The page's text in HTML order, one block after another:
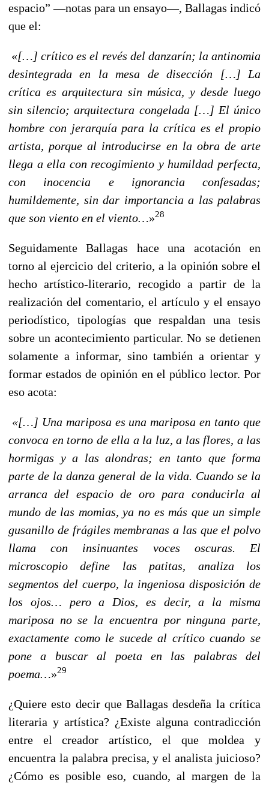
espacio” —notas para un ensayo—, Ballagas indicó
que el:
«[…] crítico es el revés del danzarín; la antinomia
desintegrada en la mesa de disección […] La
crítica es arquitectura sin música, y desde luego
sin silencio; arquitectura congelada […] El único
hombre con jerarquía para la crítica es el propio
artista, porque al introducirse en la obra de arte
llega a ella con recogimiento y humildad perfecta,
con inocencia e ignorancia confesadas;
humildemente, sin dar importancia a las palabras
que son viento en el viento…»28
Seguidamente Ballagas hace una acotación en
torno al ejercicio del criterio, a la opinión sobre el
hecho artístico-literario, recogido a partir de la
realización del comentario, el artículo y el ensayo
periodístico, tipologías que respaldan una tesis
sobre un acontecimiento particular. No se detienen
solamente a informar, sino también a orientar y
formar estados de opinión en el público lector. Por
eso acota:
«[…] Una mariposa es una mariposa en tanto que
convoca en torno de ella a la luz, a las flores, a las
hormigas y a las alondras; en tanto que forma
parte de la danza general de la vida. Cuando se la
arranca del espacio de oro para conducirla al
mundo de las momias, ya no es más que un simple
gusanillo de frágiles membranas a las que el polvo
llama con insinuantes voces oscuras. El
microscopio define las patitas, analiza los
segmentos del cuerpo, la ingeniosa disposición de
los ojos… pero a Dios, es decir, a la misma
mariposa no se la encuentra por ninguna parte,
exactamente como le sucede al crítico cuando se
pone a buscar al poeta en las palabras del
poema…»29
¿Quiere esto decir que Ballagas desdeña la crítica
literaria y artística? ¿Existe alguna contradicción
entre el creador artístico, el que moldea y
encuentra la palabra precisa, y el analista juicioso?
¿Cómo es posible eso, cuando, al margen de la